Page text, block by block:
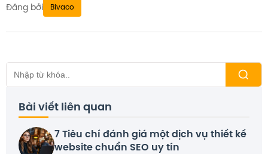
Đăng bởi Bivaco
Bài viết liên quan
7 Tiêu chí đánh giá một dịch vụ thiết kế
website chuẩn SEO uy tín